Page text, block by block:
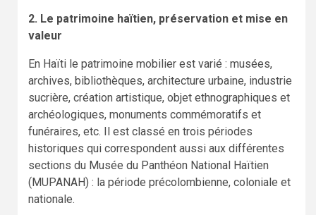
2. Le patrimoine haïtien, préservation et mise en
valeur
En Haïti le patrimoine mobilier est varié : musées,
archives, bibliothèques, architecture urbaine, industrie
sucrière, création artistique, objet ethnographiques et
archéologiques, monuments commémoratifs et
funéraires, etc. Il est classé en trois périodes
historiques qui correspondent aussi aux différentes
sections du Musée du Panthéon National Haïtien
(MUPANAH) : la période précolombienne, coloniale et
nationale.